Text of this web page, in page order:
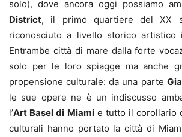
solo), dove ancora oggi possiamo
District, il primo quartiere del XX
riconosciuto a livello storico
Entrambe città di mare dalla forte
solo per le loro spiagge ma anche
propensione culturale: da una parte
le sue opere ne è un indiscusso
l’Art Basel di Miamie tutto il corollario
culturali hanno portato la città di